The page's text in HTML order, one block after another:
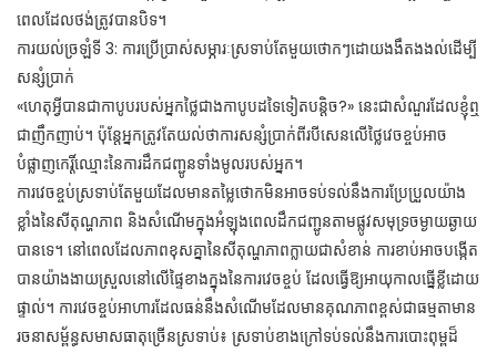
ពេលដែលថង់ត្រូវបានបិទ។
ការយល់ច្រឡំទី 3: ការប្រើប្រាស់សម្ភារៈស្រទាប់តែមួយថោកៗដោយងងឹតងងល់ដើម្បី
សន្សំប្រាក់
«ហេតុអ្វីបានជាកាបូបរបស់អ្នកថ្លៃជាងកាបូបដទៃទៀតបន្តិច?» នេះជាសំណួរដែលខ្ញុំឮ
ជាញឹកញាប់។ ប៉ុន្តែអ្នកត្រូវតែយល់ថាការសន្សំប្រាក់ពីរបីសេនលើថ្លៃវេចខ្ចប់អាច
បំផ្លាញកេរ្តិ៍ឈ្មោះនៃការដឹកជញ្ជូនទាំងមូលរបស់អ្នក។
ការវេចខ្ចប់ស្រទាប់តែមួយដែលមានតម្លៃថោកមិនអាចទប់ទល់នឹងការប្រែប្រួលយ៉ាង
ខ្លាំងនៃសីតុណ្ហភាព និងសំណើមក្នុងអំឡុងពេលដឹកជញ្ជូនតាមផ្លូវសមុទ្រចម្ងាយឆ្ងាយ
បានទេ។ នៅពេលដែលភាពខុសគ្នានៃសីតុណ្ហភាពក្លាយជាសំខាន់ ការខាប់អាចបង្កើត
បានយ៉ាងងាយស្រួលនៅលើផ្ទៃខាងក្នុងនៃការវេចខ្ចប់ ដែលធ្វើឱ្យអាយុកាលធ្នើខ្លីដោយ
ផ្ទាល់។ ការវេចខ្ចប់អាហារដែលធន់នឹងសំណើមដែលមានគុណភាពខ្ពស់ជាធម្មតាមាន
រចនាសម្ព័ន្ធសមាសធាតុច្រើនស្រទាប់៖ ស្រទាប់ខាងក្រៅទប់ទល់នឹងការបោះពុម្ពដ៏